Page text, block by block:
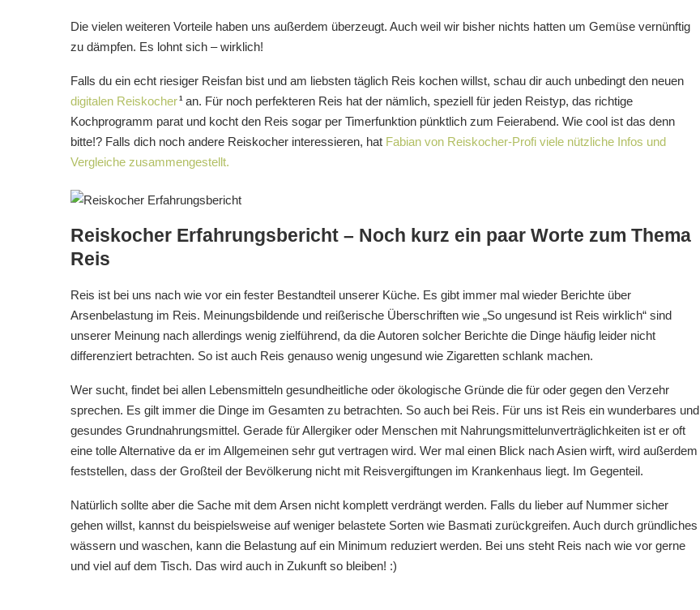
Die vielen weiteren Vorteile haben uns außerdem überzeugt. Auch weil wir bisher nichts hatten um Gemüse vernünftig
zu dämpfen. Es lohnt sich – wirklich!
Falls du ein echt riesiger Reisfan bist und am liebsten täglich Reis kochen willst, schau dir auch unbedingt den neuen
digitalen Reiskocher 1 an. Für noch perfekteren Reis hat der nämlich, speziell für jeden Reistyp, das richtige
Kochprogramm parat und kocht den Reis sogar per Timerfunktion pünktlich zum Feierabend. Wie cool ist das denn
bitte!? Falls dich noch andere Reiskocher interessieren, hat Fabian von Reiskocher-Profi viele nützliche Infos und
Vergleiche zusammengestellt.
Reiskocher Erfahrungsbericht – Noch kurz ein paar Worte zum Thema
Reis
Reis ist bei uns nach wie vor ein fester Bestandteil unserer Küche. Es gibt immer mal wieder Berichte über
Arsenbelastung im Reis. Meinungsbildende und reißerische Überschriften wie „So ungesund ist Reis wirklich“ sind
unserer Meinung nach allerdings wenig zielführend, da die Autoren solcher Berichte die Dinge häufig leider nicht
differenziert betrachten. So ist auch Reis genauso wenig ungesund wie Zigaretten schlank machen.
Wer sucht, findet bei allen Lebensmitteln gesundheitliche oder ökologische Gründe die für oder gegen den Verzehr
sprechen. Es gilt immer die Dinge im Gesamten zu betrachten. So auch bei Reis. Für uns ist Reis ein wunderbares und
gesundes Grundnahrungsmittel. Gerade für Allergiker oder Menschen mit Nahrungsmittelunverträglichkeiten ist er oft
eine tolle Alternative da er im Allgemeinen sehr gut vertragen wird. Wer mal einen Blick nach Asien wirft, wird außerdem
feststellen, dass der Großteil der Bevölkerung nicht mit Reisvergiftungen im Krankenhaus liegt. Im Gegenteil.
Natürlich sollte aber die Sache mit dem Arsen nicht komplett verdrängt werden. Falls du lieber auf Nummer sicher
gehen willst, kannst du beispielsweise auf weniger belastete Sorten wie Basmati zurückgreifen. Auch durch gründliches
wässern und waschen, kann die Belastung auf ein Minimum reduziert werden. Bei uns steht Reis nach wie vor gerne
und viel auf dem Tisch. Das wird auch in Zukunft so bleiben! :)